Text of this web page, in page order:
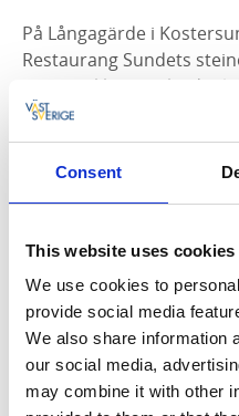
Consent
This website uses cookies
We use cookies to
provide social media
We also share information
our social media,
may combine it with other
På Långagärde i
Restaurang Sundets
hvorfor ikke besøke det
åpent om sommeren.
Fine stopp underveis
Sykkelveiene på Koster
stoppe ved Rörvik og
havoverflaten på den
Gå heller ikke glipp av
nemlig Valfjäll. Med sin
Kosterøyene og den
denne toppturen en helt